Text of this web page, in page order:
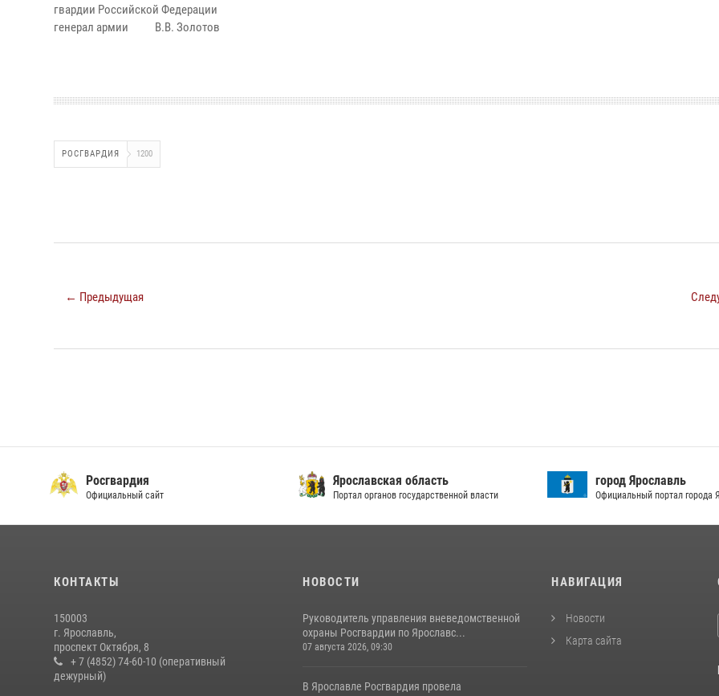
гвардии Российской Федерации
генерал армии В.В. Золотов
РОСГВАРДИЯ 1200
← Предыдущая
Росгвардия
Официальный сайт
Ярославская область
Портал органов государственной власти
город Ярославль
Официальный портал города
КОНТАКТЫ
150003
г. Ярославль,
проспект Октября, 8
+ 7 (4852) 74-60-10 (оперативный
дежурный)
НОВОСТИ
Руководитель управления вневедомственной
охраны Росгвардии по Ярославс...
07 августа 2026, 09:30
В Ярославле Росгвардия провела
НАВИГАЦИЯ
Новости
Карта сайта